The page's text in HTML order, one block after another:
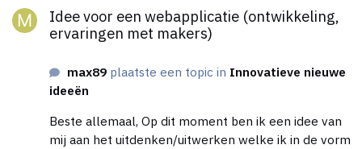
Idee voor een webapplicatie (ontwikkeling,
ervaringen met makers)
max89 plaatste een topic in Innovatieve nieuwe
ideeën
Beste allemaal, Op dit moment ben ik een idee van
mij aan het uitdenken/uitwerken welke ik in de vorm